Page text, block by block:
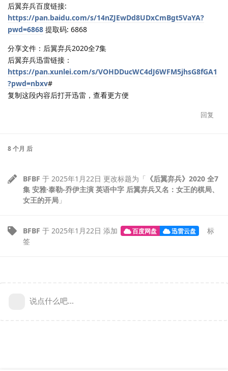
后翼弃兵百度链接:
https://pan.baidu.com/s/14nZJEwDd8UDxCmBgt5VaYA?
pwd=6868 提取码: 6868
分享文件：后翼弃兵2020全7集
后翼弃兵迅雷链接：
https://pan.xunlei.com/s/VOHDDucWC4dJ6WFM5jhsG8fGA1
?pwd=nbxv#
复制这段内容后打开迅雷，查看更方便
回复
8 个月 后
BFBF 于 2025年1月22日 更改标题为「 《后翼弃兵》2020 全7
集 安雅·泰勒-乔伊主演 英语中字 后翼弃兵又名：女王的棋局、
女王的开局 」
BFBF 于 2025年1月22日 添加 百度网盘 迅雷云盘
标
签
说点什么吧...